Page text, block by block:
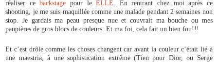
réaliser cebackstage pour leELLE . En rentrant chez moi après ce
shooting, je me suis maquillée comme une malade pendant 2 semaines non
stop. Je gardais ma peau presque nue et couvrait ma bouche ou mes
paupières de gros blocs de couleurs. Et ma foi, cela fait un bien fou!!!
Et c’est drôle comme les choses changent car avant la couleur c’était lié à
une maestria, à une sophistication extrême (Tien pour Dior, ou Serge